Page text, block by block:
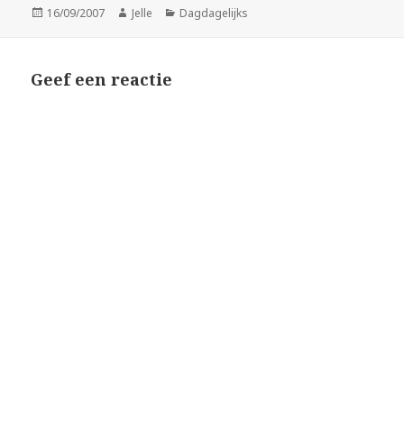
Geplaatst
16/09/2007 Auteur
Jelle Categorieën
Dagdagelijks
Geef een reactie